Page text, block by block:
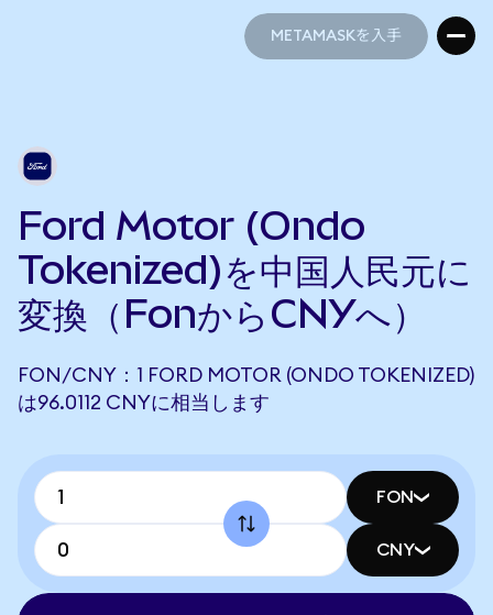
METAMASKを入手
Ford Motor (Ondo
Tokenized)を中国人民元に
変換（FonからCNYへ）
FON/CNY：1 FORD MOTOR (ONDO TOKENIZED)
は96.0112 CNYに相当します
FON
CNY